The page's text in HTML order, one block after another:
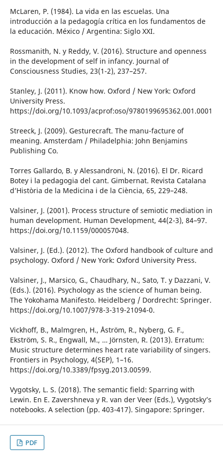
McLaren, P. (1984). La vida en las escuelas. Una
introducción a la pedagogía crítica en los fundamentos de
la educación. México / Argentina: Siglo XXI.
Rossmanith, N. y Reddy, V. (2016). Structure and openness
in the development of self in infancy. Journal of
Consciousness Studies, 23(1-2), 237–257.
Stanley, J. (2011). Know how. Oxford / New York: Oxford
University Press.
https://doi.org/10.1093/acprof:oso/9780199695362.001.0001
Streeck, J. (2009). Gesturecraft. The manu-facture of
meaning. Amsterdam / Philadelphia: John Benjamins
Publishing Co.
Torres Gallardo, B. y Alessandroni, N. (2016). El Dr. Ricard
Botey i la pedagogia del cant. Gimbernat. Revista Catalana
d’Història de la Medicina i de la Ciència, 65, 229–248.
Valsiner, J. (2001). Process structure of semiotic mediation in
human development. Human Development, 44(2-3), 84–97.
https://doi.org/10.1159/000057048.
Valsiner, J. (Ed.). (2012). The Oxford handbook of culture and
psychology. Oxford / New York: Oxford University Press.
Valsiner, J., Marsico, G., Chaudhary, N., Sato, T. y Dazzani, V.
(Eds.). (2016). Psychology as the science of human being.
The Yokohama Manifesto. Heidelberg / Dordrecht: Springer.
https://doi.org/10.1007/978-3-319-21094-0.
Vickhoff, B., Malmgren, H., Åström, R., Nyberg, G. F.,
Ekström, S. R., Engwall, M., … Jörnsten, R. (2013). Erratum:
Music structure determines heart rate variability of singers.
Frontiers in Psychology, 4(SEP), 1–16.
https://doi.org/10.3389/fpsyg.2013.00599.
Vygotsky, L. S. (2018). The semantic field: Sparring with
Lewin. En Е. Zavershneva y R. van der Veer (Eds.), Vygotsky’s
notebooks. A selection (pp. 403-417). Singapore: Springer.
PDF